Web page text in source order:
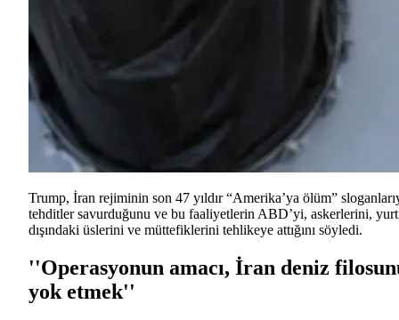
Trump, İran rejiminin son 47 yıldır “Amerika’ya ölüm”
tehditler savurduğunu ve bu faaliyetlerin ABD’yi, askerlerini, yurt
dışındaki üslerini ve müttefiklerini tehlikeye attığını söyledi.
''Operasyonun amacı, İran deniz
yok etmek''